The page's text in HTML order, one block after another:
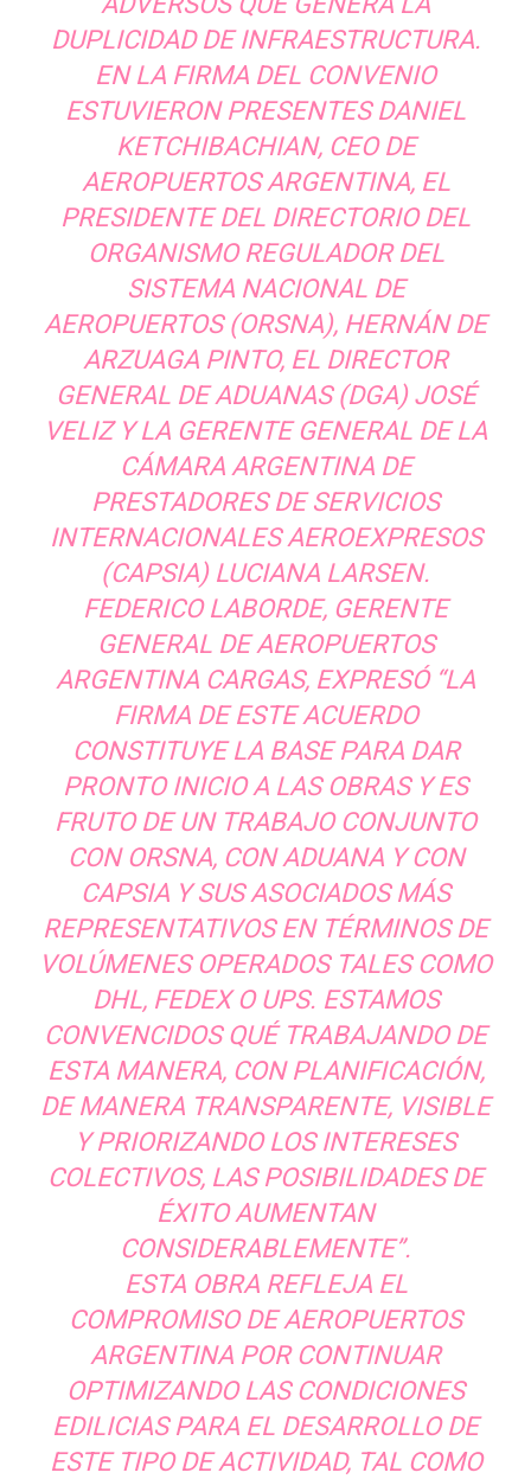
DUPLICIDAD DE INFRAESTRUCTURA.
EN LA FIRMA DEL CONVENIO
ESTUVIERON PRESENTES DANIEL
KETCHIBACHIAN, CEO DE
AEROPUERTOS ARGENTINA, EL
PRESIDENTE DEL DIRECTORIO DEL
ORGANISMO REGULADOR DEL
SISTEMA NACIONAL DE
AEROPUERTOS (ORSNA), HERNÁN DE
ARZUAGA PINTO, EL DIRECTOR
GENERAL DE ADUANAS (DGA) JOSÉ
VELIZ Y LA GERENTE GENERAL DE LA
CÁMARA ARGENTINA DE
PRESTADORES DE SERVICIOS
INTERNACIONALES AEROEXPRESOS
(CAPSIA) LUCIANA LARSEN.
FEDERICO LABORDE, GERENTE
GENERAL DE AEROPUERTOS
ARGENTINA CARGAS, EXPRESÓ “LA
FIRMA DE ESTE ACUERDO
CONSTITUYE LA BASE PARA DAR
PRONTO INICIO A LAS OBRAS Y ES
FRUTO DE UN TRABAJO CONJUNTO
CON ORSNA, CON ADUANA Y CON
CAPSIA Y SUS ASOCIADOS MÁS
REPRESENTATIVOS EN TÉRMINOS DE
VOLÚMENES OPERADOS TALES COMO
DHL, FEDEX O UPS. ESTAMOS
CONVENCIDOS QUÉ TRABAJANDO DE
ESTA MANERA, CON PLANIFICACIÓN,
DE MANERA TRANSPARENTE, VISIBLE
Y PRIORIZANDO LOS INTERESES
COLECTIVOS, LAS POSIBILIDADES DE
ÉXITO AUMENTAN
CONSIDERABLEMENTE”.
ESTA OBRA REFLEJA EL
COMPROMISO DE AEROPUERTOS
ARGENTINA POR CONTINUAR
OPTIMIZANDO LAS CONDICIONES
EDILICIAS PARA EL DESARROLLO DE
ESTE TIPO DE ACTIVIDAD, TAL COMO